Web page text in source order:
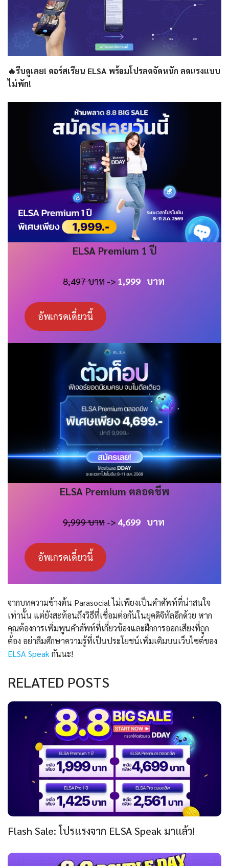
🔥รีบดูเลย! คอร์สเรียน ELSA พร้อมโปรลดจัดหนัก ลดแรงแบบ
ไม่พัก!
ELSA Premium 1 ปี
8,497 บาท-> 1,999 บาท
อัพเกรดเดี๋ยวนี้
ELSA Premium ตลอดชีพ
9,999 บาท-> 4,699 บาท
อัพเกรดเดี๋ยวนี้
จากบทความข้างต้น Parasocial ไม่เพียงเป็นคำศัพท์ที่น่าสนใจ
เท่านั้น แต่ยังสะท้อนถึงวิธีที่เชื่อมต่อกันในยุคดิจิทัลอีกด้วย หาก
คุณต้องการเพิ่มพูนคำศัพท์ที่เกี่ยวข้องและฝึกการออกเสียงที่ถูก
ต้อง อย่าลืมศึกษาความรู้ที่เป็นประโยชน์เพิ่มเติมบนเว็บไซต์ของ
ELSA Speak กันนะ!
RELATED POSTS
Flash Sale: โปรแรงจาก ELSA Speak มาแล้ว!